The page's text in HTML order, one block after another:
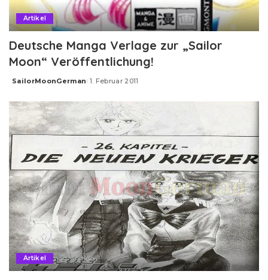
Artikel
Deutsche Manga Verlage zur „Sailor
Moon“ Veröffentlichung!
Posted
SailorMoonGerman 1. Februar 2011
Artikel